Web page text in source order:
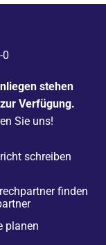
0
stehen
Verfügung.
Sie uns!
schreiben
finden
planen